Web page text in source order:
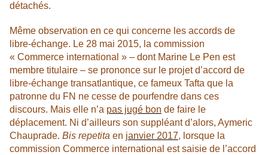
détachés.
Même observation en ce qui concerne les accords de
libre-échange. Le 28 mai 2015, la commission
« Commerce international » – dont Marine Le Pen est
membre titulaire – se prononce sur le projet d’accord de
libre-échange transatlantique, ce fameux Tafta que la
patronne du FN ne cesse de pourfendre dans ces
discours. Mais elle n’a pas jugé bon de faire le
déplacement. Ni d’ailleurs son suppléant d’alors, Aymeric
Chauprade. Bis repetita en janvier 2017, lorsque la
commission Commerce international est saisie de l’accord